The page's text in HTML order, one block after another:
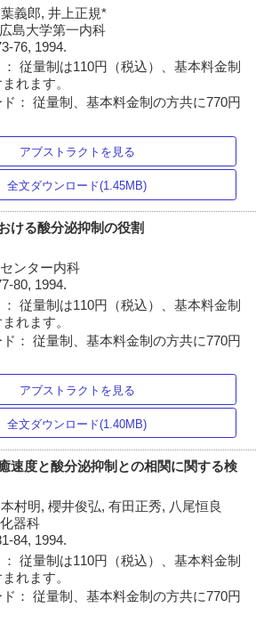
義郎, 井上正規*
島大学第一内科
76, 1994.
従量制は110円（税込）、基本料金制
れます。
： 従量制、基本料金制の方共に770円
アブストラクトを見る
全文ダウンロード(1.45MB)
ける酸分泌抑制の役割
ンター内科
80, 1994.
従量制は110円（税込）、基本料金制
れます。
： 従量制、基本料金制の方共に770円
アブストラクトを見る
全文ダウンロード(1.40MB)
速度と酸分泌抑制との相関に関する検
村明, 櫻井俊弘, 有田正秀, 八尾恒良
器科
84, 1994.
従量制は110円（税込）、基本料金制
れます。
： 従量制、基本料金制の方共に770円